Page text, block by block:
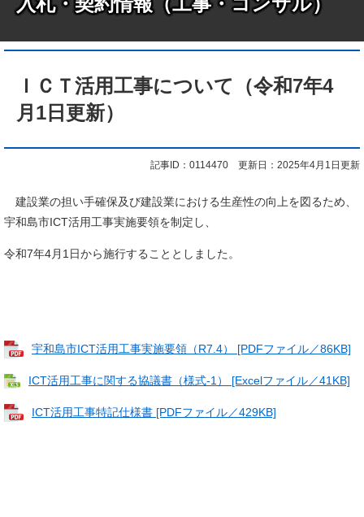
ＩＣＴ活用工事について（令和7年4
月1日更新）
記事ID：0114470 更新日：2025年4月1日更新
建設業の担い手確保及び建設業における生産性の向上を図るため、
宇和島市ICT活用工事実施要領を制定し、
令和7年4月1日から施行することとしました。
宇和島市ICT活用工事実施要領（R7.4） [PDFファイル／86KB]
ICT活用工事に関する協議書（様式-1） [Excelファイル／41KB]
ICT活用工事特記仕様書 [PDFファイル／429KB]